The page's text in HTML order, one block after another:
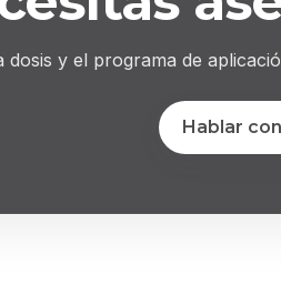
dosis y el programa de
Hablar